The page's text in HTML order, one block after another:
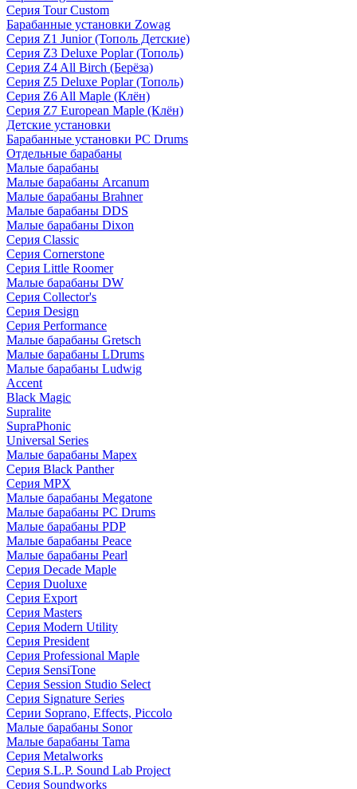
Серия Tour Custom
Барабанные установки Zowag
Серия Z1 Junior (Тополь Детские)
Серия Z3 Deluxe Poplar (Тополь)
Серия Z4 All Birch (Берёза)
Серия Z5 Deluxe Poplar (Тополь)
Серия Z6 All Maple (Клён)
Серия Z7 European Maple (Клён)
Детские установки
Барабанные установки PC Drums
Отдельные барабаны
Малые барабаны
Малые барабаны Arcanum
Малые барабаны Brahner
Малые барабаны DDS
Малые барабаны Dixon
Серия Classic
Серия Cornerstone
Серия Little Roomer
Малые барабаны DW
Серия Collector's
Серия Design
Серия Performance
Малые барабаны Gretsch
Малые барабаны LDrums
Малые барабаны Ludwig
Accent
Black Magic
Supralite
SupraPhonic
Universal Series
Малые барабаны Mapex
Серия Black Panther
Серия MPX
Малые барабаны Megatone
Малые барабаны PC Drums
Малые барабаны PDP
Малые барабаны Peace
Малые барабаны Pearl
Серия Decade Maple
Серия Duoluxe
Серия Export
Серия Masters
Серия Modern Utility
Серия President
Серия Professional Maple
Серия SensiTone
Серия Session Studio Select
Серия Signature Series
Серии Soprano, Effects, Piccolo
Малые барабаны Sonor
Малые барабаны Tama
Серия Metalworks
Серия S.L.P. Sound Lab Project
Серия Soundworks